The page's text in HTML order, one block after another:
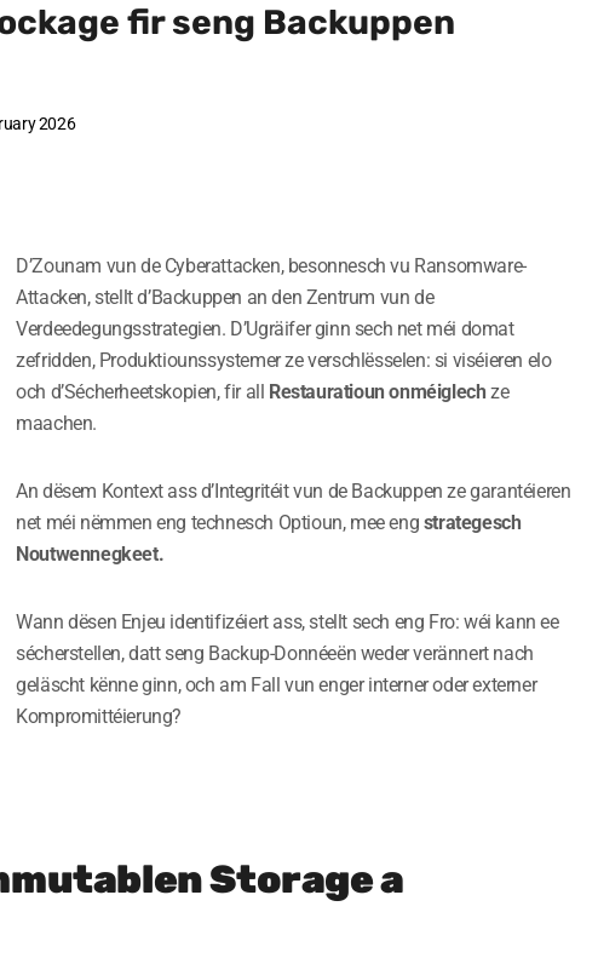
fir seng Backuppen
2026
D’Zounam vun de Cyberattacken, besonnesch vu Ransomware-
Attacken, stellt d’Backuppen an den Zentrum vun de
Verdeedegungsstrategien. D’Ugräifer ginn sech net méi domat
zefridden, Produktiounssystemer ze verschlësselen: si viséieren elo
och d’Sécherheetskopien, fir all Restauratioun onméiglech ze
maachen.
An dësem Kontext ass d’Integritéit vun de Backuppen ze garantéieren
net méi nëmmen eng technesch Optioun, mee eng strategesch
Noutwennegkeet.
Wann dësen Enjeu identifizéiert ass, stellt sech eng Fro: wéi kann ee
sécherstellen, datt seng Backup-Donnéeën weder verännert nach
geläscht kënne ginn, och am Fall vun enger interner oder externer
Kompromittéierung?
Storage a